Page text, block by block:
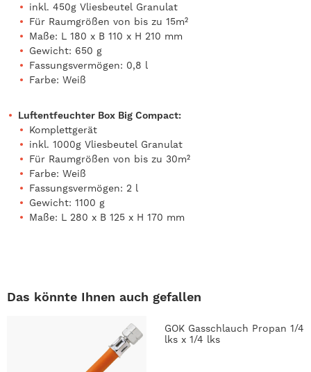
inkl. 450g Vliesbeutel Granulat
Für Raumgrößen von bis zu 15m²
Maße: L 180 x B 110 x H 210 mm
Gewicht: 650 g
Fassungsvermögen: 0,8 l
Farbe: Weiß
Luftentfeuchter Box Big Compact:
Komplettgerät
inkl. 1000g Vliesbeutel Granulat
Für Raumgrößen von bis zu 30m²
Farbe: Weiß
Fassungsvermögen: 2 l
Gewicht: 1100 g
Maße: L 280 x B 125 x H 170 mm
Das könnte Ihnen auch gefallen
GOK Gasschlauch Propan 1/4
lks x 1/4 lks